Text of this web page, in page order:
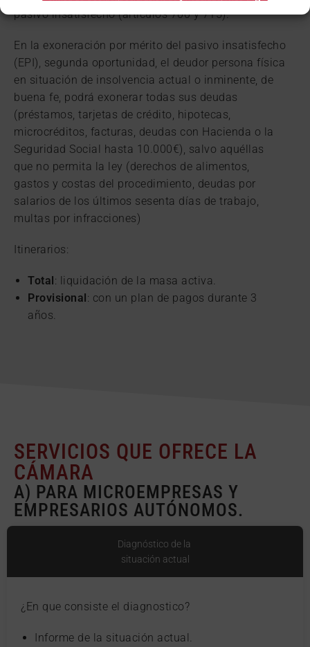
pasivo insatisfecho (artículos 700 y 715).
En la exoneración por mérito del pasivo insatisfecho
(EPI), segunda oportunidad, el deudor persona física
en situación de insolvencia actual o inminente, de
buena fe, podrá exonerar todas sus deudas
(préstamos, tarjetas de crédito, hipotecas,
microcréditos, facturas, deudas con Hacienda o la
Seguridad Social hasta 10.000€), salvo aquéllas
que no permita la ley (derechos de alimentos,
gastos y costas del procedimiento, deudas por
salarios de los últimos sesenta días de trabajo,
multas por infracciones)
Itinerarios:
Total: liquidación de la masa activa.
Provisional: con un plan de pagos durante 3
años.
SERVICIOS QUE OFRECE LA
CÁMARA
A) PARA MICROEMPRESAS Y
EMPRESARIOS AUTÓNOMOS.
Diagnóstico de la
situación actual
¿En que consiste el diagnostico?
Informe de la situación actual.